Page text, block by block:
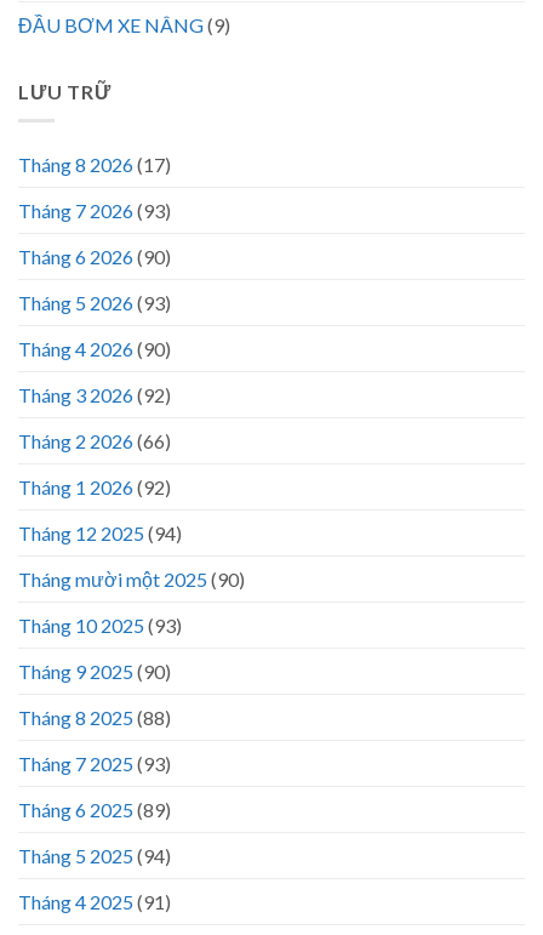
ĐẦU BƠM XE NÂNG(9)
LƯU TRỮ
Tháng 8 2026(17)
Tháng 7 2026(93)
Tháng 6 2026(90)
Tháng 5 2026(93)
Tháng 4 2026(90)
Tháng 3 2026(92)
Tháng 2 2026(66)
Tháng 1 2026(92)
Tháng 12 2025(94)
Tháng mười một 2025(90)
Tháng 10 2025(93)
Tháng 9 2025(90)
Tháng 8 2025(88)
Tháng 7 2025(93)
Tháng 6 2025(89)
Tháng 5 2025(94)
Tháng 4 2025(91)